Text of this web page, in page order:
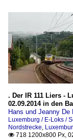
. Der IR 111 Liers -
02.09.2014 in den
Hans und Jeanny De
Luxemburg / E-Loks /
Nordstrecke,
 718 1200x800 Px,